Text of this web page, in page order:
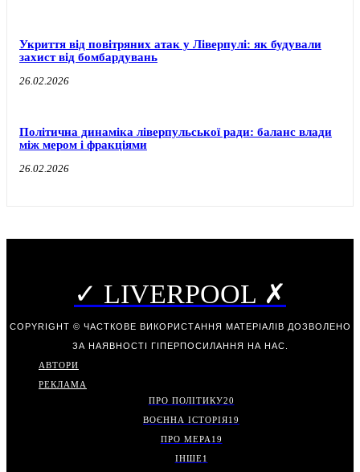
Укриття від повітряних атак у Ліверпулі: як будували
захист від бомбардувань
26.02.2026
Політична динаміка ліверпульської ради: баланс влади
між мером і фракціями
26.02.2026
✓ LIVERPOOL ✗
COPYRIGHT © ЧАСТКОВЕ ВИКОРИСТАННЯ МАТЕРІАЛІВ ДОЗВОЛЕНО
ЗА НАЯВНОСТІ ГІПЕРПОСИЛАННЯ НА НАС.
АВТОРИ
РЕКЛАМА
ПРО ПОЛІТИКУ20
ВОЄННА ІСТОРІЯ19
ПРО МЕРА 19
ІНШЕ1